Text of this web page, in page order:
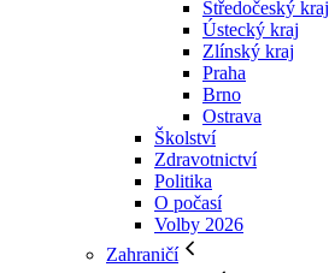
Středočeský kraj
Ústecký kraj
Zlínský kraj
Praha
Brno
Ostrava
Školství
Zdravotnictví
Politika
O počasí
Volby 2026
Zahraničí